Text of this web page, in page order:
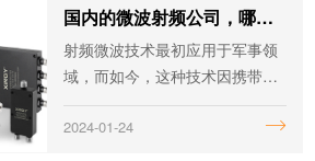
活性元件。
国内的微波射频公司，哪家更靠谱些？
射频微波技术最初应用于军事领
域，而如今，这种技术因携带的
信息量比普通无线电波大很多、
信息穿透性更强，而且传输速度
2024-01-24